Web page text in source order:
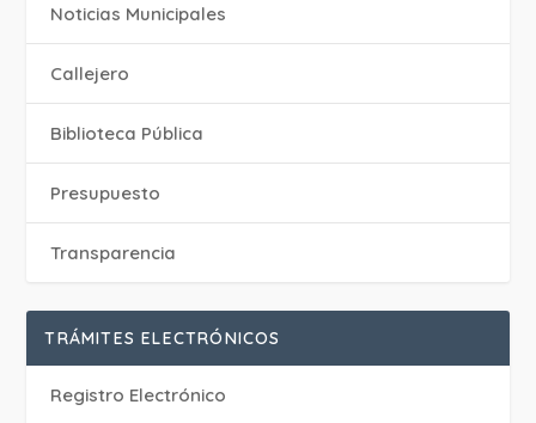
‎Noticias Municipales
Callejero
Biblioteca Pública
Presupuesto
Transparencia
TRÁMITES ELECTRÓNICOS
Registro Electrónico